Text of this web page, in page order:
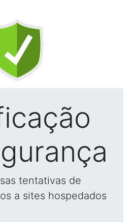
tentativas de
a sites hospedados